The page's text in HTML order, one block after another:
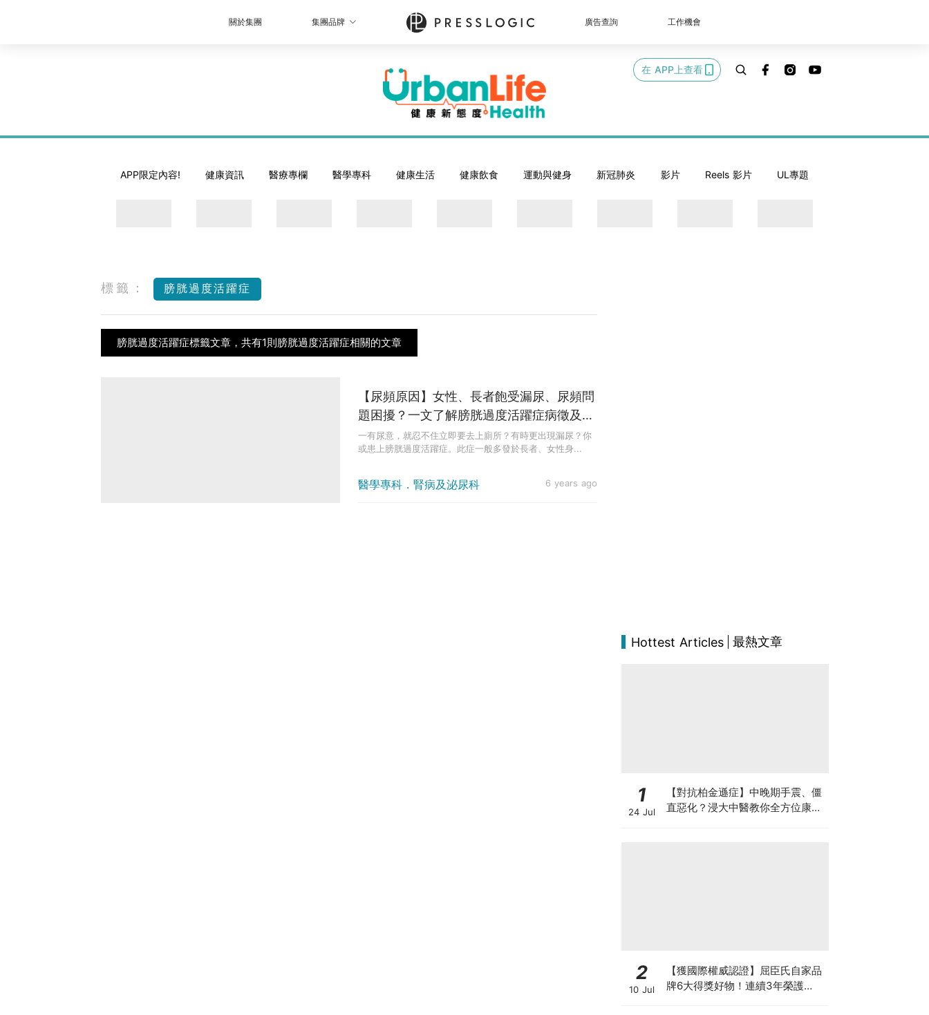
關於集團 集團品牌 廣告查詢 工作機會
在 APP上查看
APP限定內容! 健康資訊 醫療專欄 醫學專科 健康生活 健康飲食 運動與健身 新冠肺炎 影片 Reels 影片 UL專題
標籤： 膀胱過度活躍症
膀胱過度活躍症標籤文章，共有1則膀胱過度活躍症相關的文章
醫學專科．腎病及泌尿科 6 years ago
【尿頻原因】女性、長者飽受漏尿、尿頻問
題困擾？一文了解膀胱過度活躍症病徵及治
療方法
一有尿意，就忍不住立即要去上廁所？有時更出現漏尿？你
或患上膀胱過度活躍症。此症一般多發於長者、女性身...
Hottest Articles 最熱文章
1
24 Jul
【對抗柏金遜症】中晚期手震、僵
直惡化？浸大中醫教你全方位康復
2
10 Jul
【獲國際權威認證】屈臣氏自家品
牌6大得獎好物！連續3年榮護